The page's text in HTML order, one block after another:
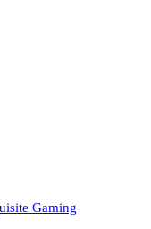
Gaming